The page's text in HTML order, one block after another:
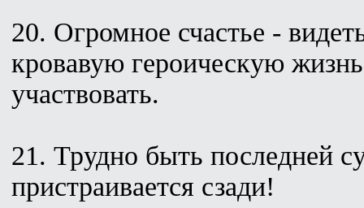
20. Огромное счастье -
кровавую героическую
участвовать.
21. Трудно быть последней
пристраивается сзади!